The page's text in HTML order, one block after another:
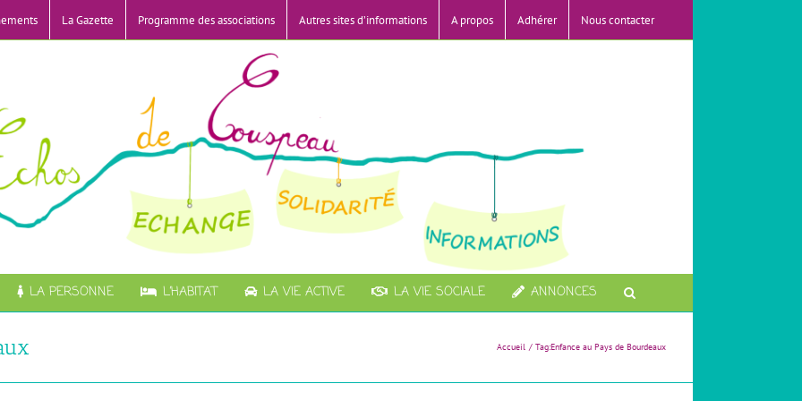
La Gazette Programme des associations Autres sites d’informations A propos Adhérer Nous contacter
LA PERSONNE L’HABITAT LA VIE ACTIVE LA VIE SOCIALE ANNONCES
Accueil Tag:Enfance au Pays de Bourdeaux